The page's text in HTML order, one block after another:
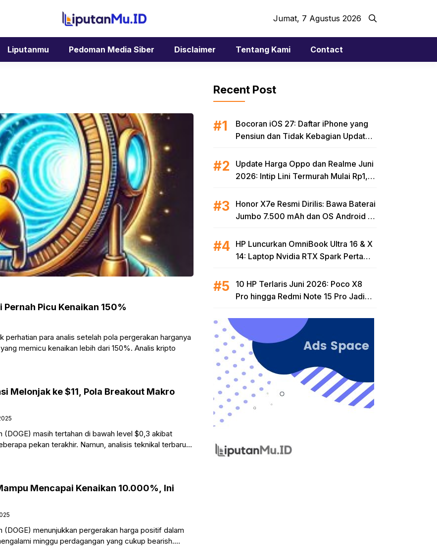
Jumat, 7 Agustus 2026
Liputanmu Pedoman Media Siber Disclaimer Tentang Kami Contact
Picu Kenaikan 150%
para analis setelah pola pergerakan harganya
memicu kenaikan lebih dari 150%. Analis kripto
Melonjak ke $11, Pola Breakout Makro
(DOGE) masih tertahan di bawah level $0,3 akibat
pekan terakhir. Namun, analisis teknikal terbaru
Mencapai Kenaikan 10.000%, Ini
(DOGE) menunjukkan pergerakan harga positif dalam
minggu perdagangan yang cukup bearish.
Recent Post
Bocoran iOS 27: Daftar iPhone yang
Pensiun dan Tidak Kebagian Update
Update Harga Oppo dan Realme Juni
2026: Intip Lini Termurah Mulai Rp1,8
Honor X7e Resmi Dirilis: Bawa Baterai
Jumbo 7.500 mAh dan OS Android 16
HP Luncurkan OmniBook Ultra 16 & X
14: Laptop Nvidia RTX Spark Pertama
10 HP Terlaris Juni 2026: Poco X8
Pro hingga Redmi Note 15 Pro Jadi